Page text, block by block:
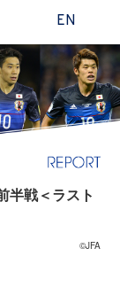
EN
半戦＜ラスト
©JFA